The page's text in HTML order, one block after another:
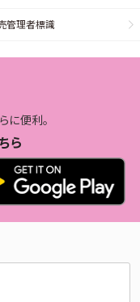
管理者標識
に便利。
ら